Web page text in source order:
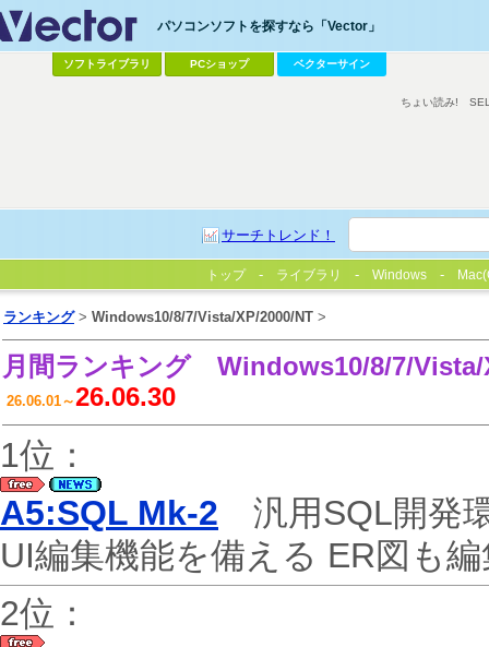
パソコンソフトを探すなら「Vector」
ソフトライブラリ PCショップ ベクターサイン
サーチトレンド！
ちょい読み!
トップ ライブラリ Windows
ランキング> Windows10/8/7/Vista/XP/2000/NT >
月間ランキング Windows10/8/7/Vista/
26.06.01～26.06.30
1位：
A5:SQL Mk-2 汎用SQL開発
UI編集機能を備える ER図も
2位：